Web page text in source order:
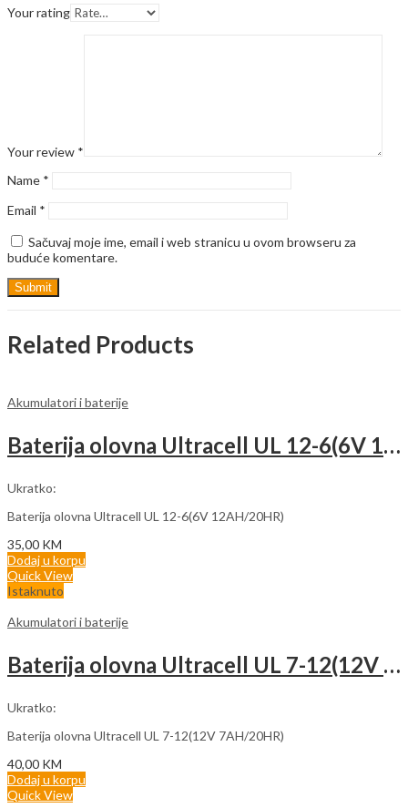
Your rating
Your review *
Name *
Email *
Sačuvaj moje ime, email i web stranicu u ovom browseru za
buduće komentare.
Related Products
Akumulatori i baterije
Baterija olovna Ultracell UL 12-6(6V 12AH/20HR)
Ukratko:
Baterija olovna Ultracell UL 12-6(6V 12AH/20HR)
35,00 KM
Dodaj u korpu
Quick View
Istaknuto
Akumulatori i baterije
Baterija olovna Ultracell UL 7-12(12V 7AH/20HR)
Ukratko:
Baterija olovna Ultracell UL 7-12(12V 7AH/20HR)
40,00 KM
Dodaj u korpu
Quick View